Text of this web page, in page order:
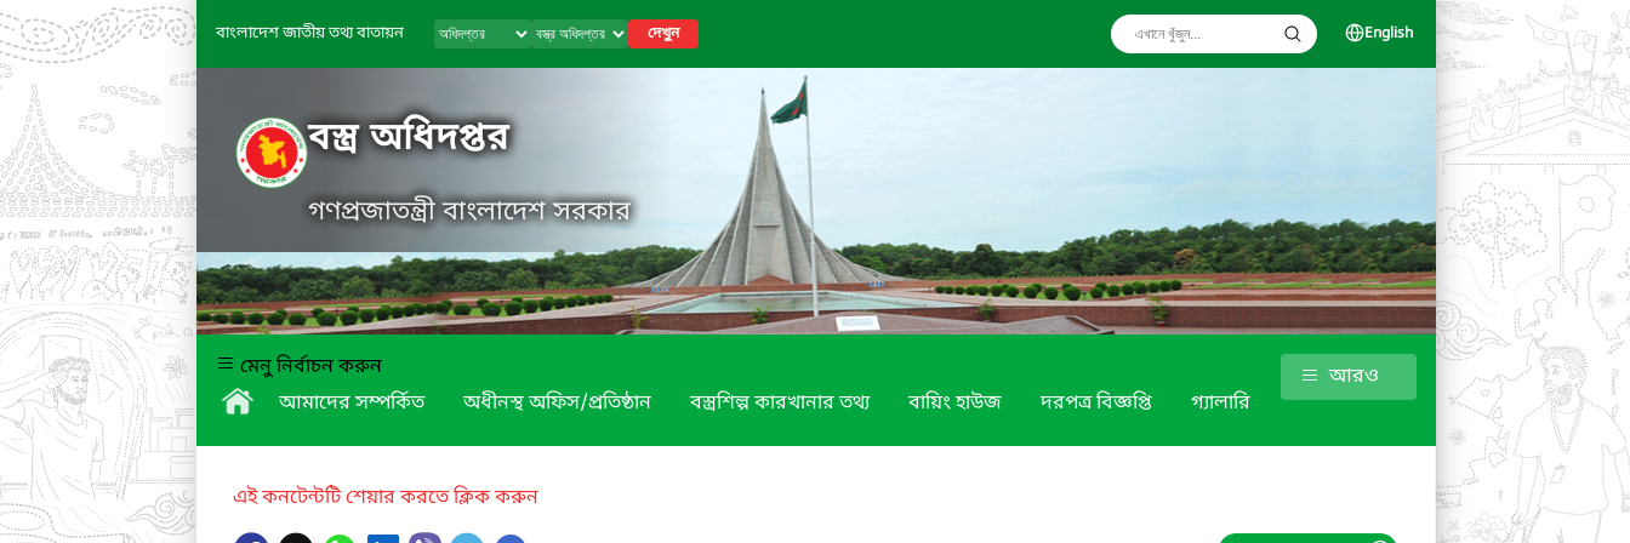
বাংলাদেশ জাতীয় তথ্য বাতায়ন দেখুন English
বস্ত্র অধিদপ্তর
গণপ্রজাতন্ত্রী বাংলাদেশ সরকার
মেনু নির্বাচন করুন
আমাদের সম্পর্কিত
অধীনস্থ অফিস/প্রতিষ্ঠান বস্ত্রশিল্প কারখানার তথ্য বায়িং হাউজ দরপত্র বিজ্ঞপ্তি গ্যালারি
আরও
এই কনটেন্টটি শেয়ার করতে ক্লিক করুন